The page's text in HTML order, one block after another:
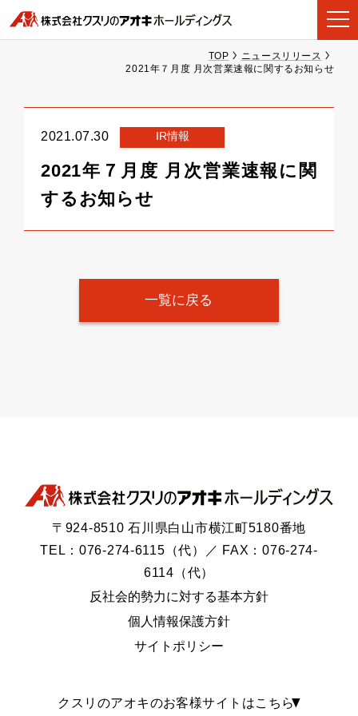
TOP
ニュースリリース
2021年７月度 月次営業速報に関するお知らせ
2021.07.30 IR情報
2021年７月度 月次営業速報に関
するお知らせ
一覧に戻る
〒924-8510 石川県白山市横江町5180番地
TEL：076-274-6115（代）／ FAX：076-274-
6114（代）
反社会的勢力に対する基本方針
個人情報保護方針
サイトポリシー
クスリのアオキのお客様サイトはこちら